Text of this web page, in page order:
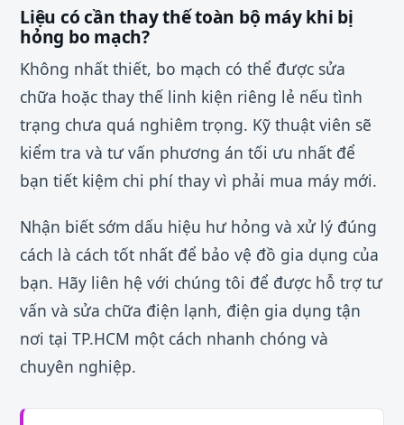
Liệu có cần thay thế toàn bộ máy khi bị
hỏng bo mạch?
Không nhất thiết, bo mạch có thể được sửa
chữa hoặc thay thế linh kiện riêng lẻ nếu tình
trạng chưa quá nghiêm trọng. Kỹ thuật viên sẽ
kiểm tra và tư vấn phương án tối ưu nhất để
bạn tiết kiệm chi phí thay vì phải mua máy mới.
Nhận biết sớm dấu hiệu hư hỏng và xử lý đúng
cách là cách tốt nhất để bảo vệ đồ gia dụng của
bạn. Hãy liên hệ với chúng tôi để được hỗ trợ tư
vấn và sửa chữa điện lạnh, điện gia dụng tận
nơi tại TP.HCM một cách nhanh chóng và
chuyên nghiệp.